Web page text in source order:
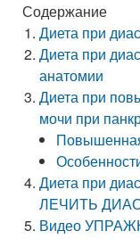
Содержание
Диета при
Диета при
анатомии
Диета при
мочи при
Диета при
ЛЕЧИТЬ
Видео